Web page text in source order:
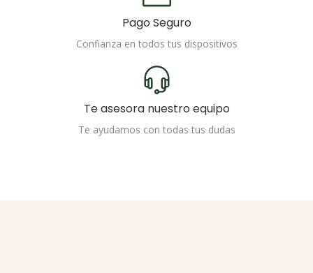
Pago Seguro
Confianza en todos tus dispositivos
Te asesora nuestro equipo
Te ayudamos con todas tus dudas